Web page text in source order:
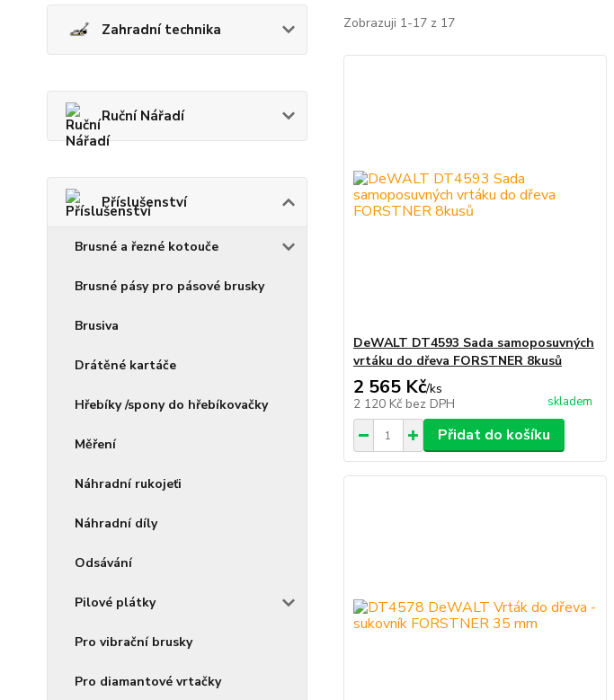
Zahradní technika
Ruční Nářadí
Příslušenství
Brusné a řezné kotouče
Brusné pásy pro pásové brusky
Brusiva
Drátěné kartáče
Hřebíky /spony do hřebíkovačky
Měření
Náhradní rukojeťi
Náhradní díly
Odsávání
Pilové plátky
Pro vibrační brusky
Pro diamantové vrtačky
Zobrazuji 1-17 z 17
DeWALT DT4593 Sada samoposuvných
vrtáku do dřeva FORSTNER 8kusů
2 565 Kč/ks
2 120 Kč bez DPH skladem
Přidat do košíku